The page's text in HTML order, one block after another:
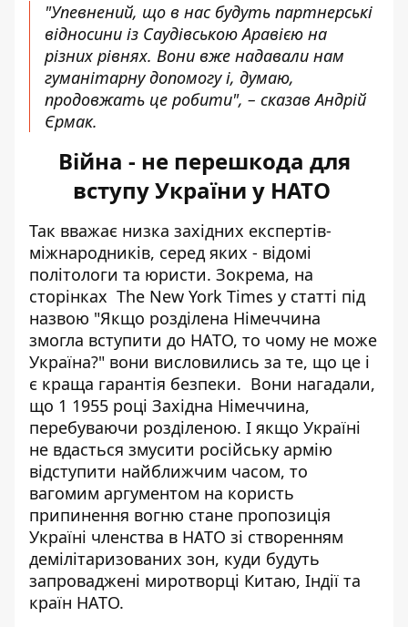
"Упевнений, що в нас будуть партнерські
відносини із Саудівською Аравією на
різних рівнях. Вони вже надавали нам
гуманітарну допомогу і, думаю,
продовжать це робити", – сказав Андрій
Єрмак.
Війна - не перешкода для
вступу України у НАТО
Так вважає низка західних експертів-
міжнародників, серед яких - відомі
політологи та юристи. Зокрема, на
сторінках The New York Times у статті під
назвою "Якщо розділена Німеччина
змогла вступити до НАТО, то чому не може
Україна?" вони висловились за те, що це і
є краща гарантія безпеки. Вони нагадали,
що 1 1955 році Західна Німеччина,
перебуваючи розділеною. І якщо Україні
не вдасться змусити російську армію
відступити найближчим часом, то
вагомим аргументом на користь
припинення вогню стане пропозиція
Україні членства в НАТО зі створенням
демілітаризованих зон, куди будуть
запроваджені миротворці Китаю, Індії та
країн НАТО.